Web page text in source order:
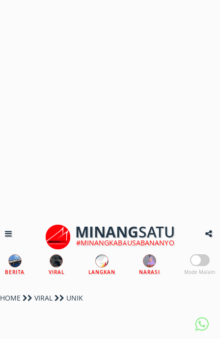
MINANGSATU
#MINANGKABAUSABANANYO
BERITA VIRAL LANGKAN NARASI Mode Malam
HOME VIRAL UNIK